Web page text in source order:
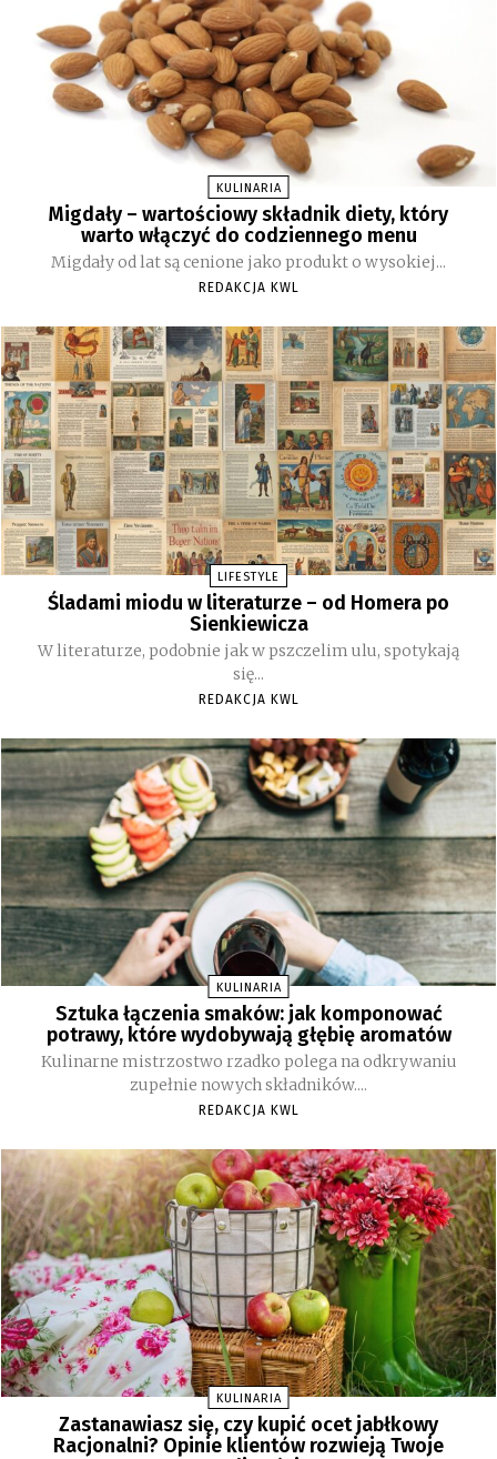
KULINARIA
Migdały – wartościowy składnik diety, który
warto włączyć do codziennego menu
Migdały od lat są cenione jako produkt o wysokiej...
REDAKCJA KWL
LIFESTYLE
Śladami miodu w literaturze – od Homera po
Sienkiewicza
W literaturze, podobnie jak w pszczelim ulu, spotykają
się...
REDAKCJA KWL
KULINARIA
Sztuka łączenia smaków: jak komponować
potrawy, które wydobywają głębię aromatów
Kulinarne mistrzostwo rzadko polega na odkrywaniu
zupełnie nowych składników....
REDAKCJA KWL
KULINARIA
Zastanawiasz się, czy kupić ocet jabłkowy
Racjonalni? Opinie klientów rozwieją Twoje